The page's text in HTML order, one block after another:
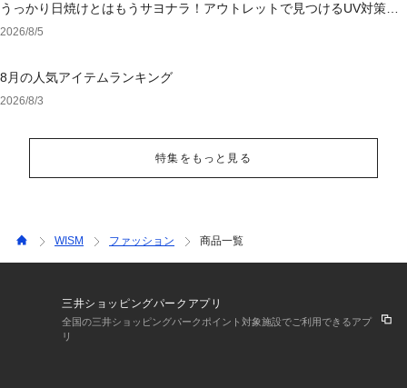
うっかり日焼けとはもうサヨナラ！アウトレットで見つけるUV対策ウ
ェア
2026/8/5
8月の人気アイテムランキング
2026/8/3
特集をもっと見る
WISM ファッション 商品一覧
三井ショッピングパークアプリ
全国の三井ショッピングパークポイント対象施設でご利用できるアプ
リ